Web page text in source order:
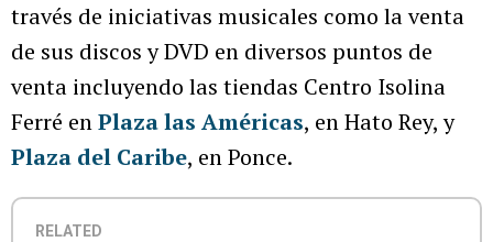
través de iniciativas musicales como la venta
de sus discos y DVD en diversos puntos de
venta incluyendo las tiendas Centro Isolina
Ferré enPlaza las Américas, en Hato Rey, y
Plaza del Caribe, en Ponce.
RELATED